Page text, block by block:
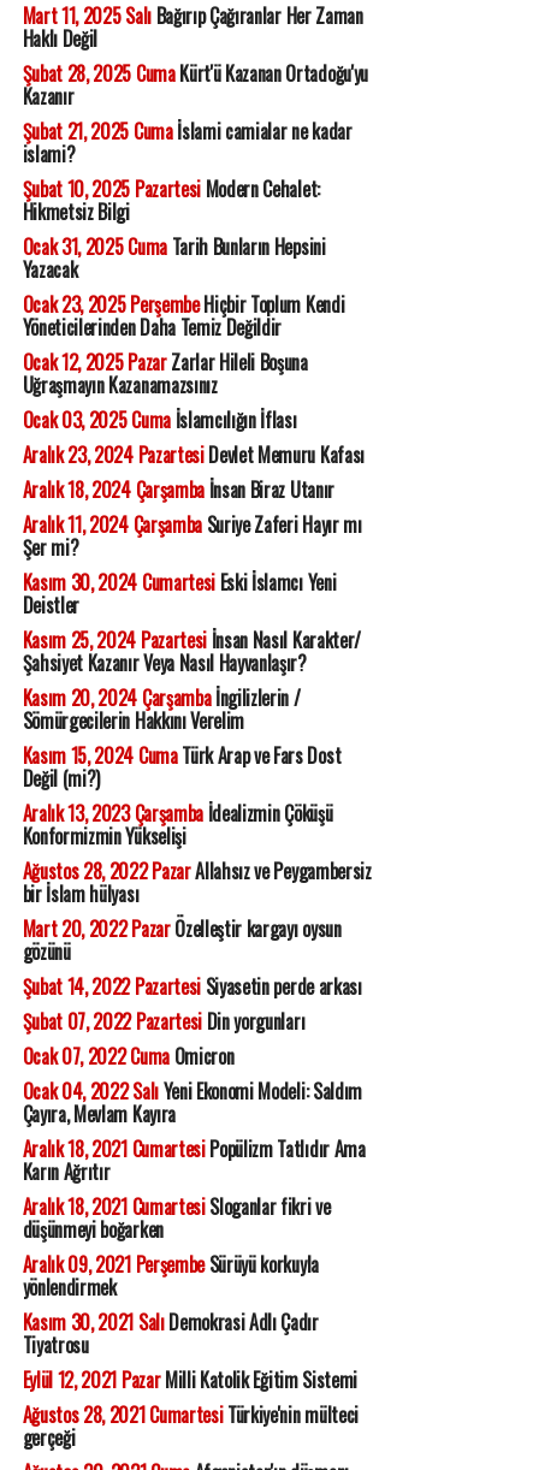
Mart 11, 2025 SalıBağırıp Çağıranlar Her Zaman
Haklı Değil
Şubat 28, 2025 CumaKürt'ü Kazanan Ortadoğu'yu
Kazanır
Şubat 21, 2025 Cumaİslami camialar ne kadar
islami?
Şubat 10, 2025 PazartesiModern Cehalet:
Hikmetsiz Bilgi
Ocak 31, 2025 CumaTarih Bunların Hepsini
Yazacak
Ocak 23, 2025 PerşembeHiçbir Toplum Kendi
Yöneticilerinden Daha Temiz Değildir
Ocak 12, 2025 PazarZarlar Hileli Boşuna
Uğraşmayın Kazanamazsınız
Ocak 03, 2025 Cumaİslamcılığın İflası
Aralık 23, 2024 PazartesiDevlet Memuru Kafası
Aralık 18, 2024 Çarşambaİnsan Biraz Utanır
Aralık 11, 2024 ÇarşambaSuriye Zaferi Hayır mı
Şer mi?
Kasım 30, 2024 CumartesiEski İslamcı Yeni
Deistler
Kasım 25, 2024 Pazartesiİnsan Nasıl Karakter/
Şahsiyet Kazanır Veya Nasıl Hayvanlaşır?
Kasım 20, 2024 Çarşambaİngilizlerin /
Sömürgecilerin Hakkını Verelim
Kasım 15, 2024 CumaTürk Arap ve Fars Dost
Değil (mi?)
Aralık 13, 2023 Çarşambaİdealizmin Çöküşü
Konformizmin Yükselişi
Ağustos 28, 2022 PazarAllahsız ve Peygambersiz
bir İslam hülyası
Mart 20, 2022 PazarÖzelleştir kargayı oysun
gözünü
Şubat 14, 2022 PazartesiSiyasetin perde arkası
Şubat 07, 2022 PazartesiDin yorgunları
Ocak 07, 2022 CumaOmicron
Ocak 04, 2022 SalıYeni Ekonomi Modeli: Saldım
Çayıra, Mevlam Kayıra
Aralık 18, 2021 CumartesiPopülizm Tatlıdır Ama
Karın Ağrıtır
Aralık 18, 2021 CumartesiSloganlar fikri ve
düşünmeyi boğarken
Aralık 09, 2021 PerşembeSürüyü korkuyla
yönlendirmek
Kasım 30, 2021 SalıDemokrasi Adlı Çadır
Tiyatrosu
Eylül 12, 2021 PazarMilli Katolik Eğitim Sistemi
Ağustos 28, 2021 CumartesiTürkiye'nin mülteci
gerçeği